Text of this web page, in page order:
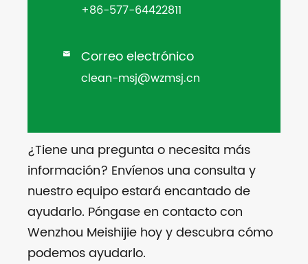
+86-577-64422811
 Correo electrónico
clean-msj@wzmsj.cn
¿Tiene una pregunta o necesita más
información? Envíenos una consulta y
nuestro equipo estará encantado de
ayudarlo. Póngase en contacto con
Wenzhou Meishijie hoy y descubra cómo
podemos ayudarlo.